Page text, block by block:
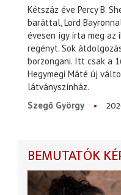
Kétszáz éve Percy B.
baráttal, Lord
évesen így írta meg az
regényt. Sok
borzongani. Itt csak a
Hegymegi Máté új
látványszínház.
Szegő György
BEMUTATÓK